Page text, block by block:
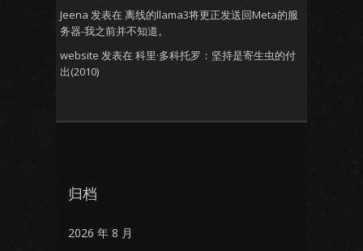
Jeena 发表在 离线的llama3将更正发送回Meta的服
务器-我之前并不知道。
website 发表在 科里·多科托罗：坚持是寄生虫的付
出(2010)
归档
2026 年 8 月